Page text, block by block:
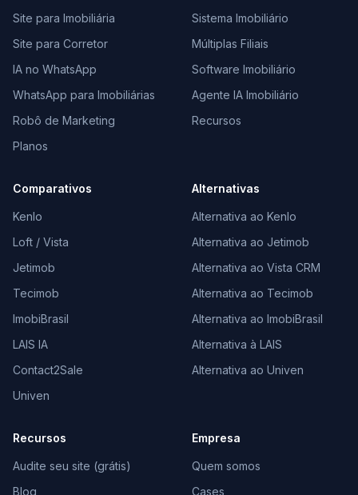
Site para Imobiliária
Site para Corretor
IA no WhatsApp
WhatsApp para Imobiliárias
Robô de Marketing
Planos
Sistema Imobiliário
Múltiplas Filiais
Software Imobiliário
Agente IA Imobiliário
Recursos
Comparativos
Kenlo
Loft / Vista
Jetimob
Tecimob
ImobiBrasil
LAIS IA
Contact2Sale
Univen
Alternativas
Alternativa ao Kenlo
Alternativa ao Jetimob
Alternativa ao Vista CRM
Alternativa ao Tecimob
Alternativa ao ImobiBrasil
Alternativa à LAIS
Alternativa ao Univen
Recursos
Audite seu site (grátis)
Blog
Empresa
Quem somos
Cases